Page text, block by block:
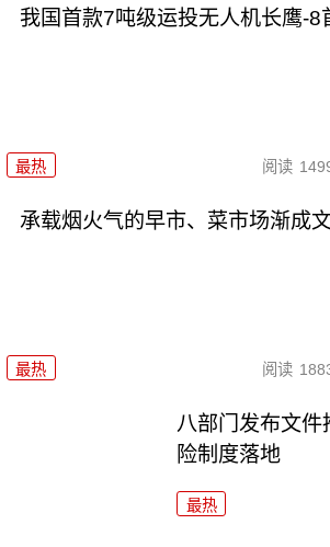
我国首款7吨级运投无人机长鹰-8
最热 阅读
承载烟火气的早市、菜市场渐成
最热 阅读
八部门发布文
险制度落地
最热